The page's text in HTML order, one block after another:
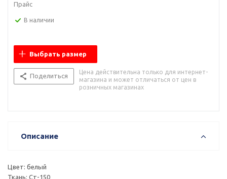
Прайс
В наличии
Выбрать размер
Поделиться
Цена действительна только для интернет-
магазина и может отличаться от цен в
розничных магазинах
Описание
Цвет: белый
Ткань: Ст-150